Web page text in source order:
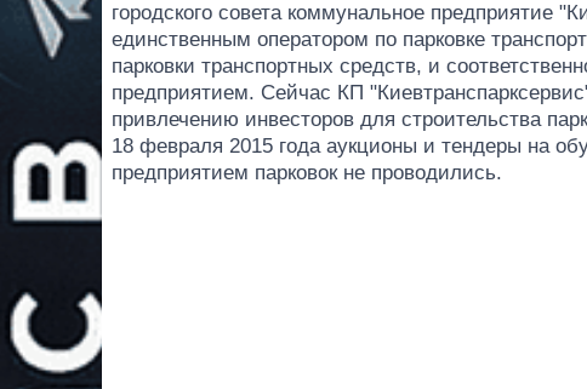
городского совета коммунальное предприятие
единственным оператором по парковке
парковки транспортных средств, и
предприятием. Сейчас КП
привлечению инвесторов для строительства
18 февраля 2015 года аукционы и тендеры на
предприятием парковок не проводились.